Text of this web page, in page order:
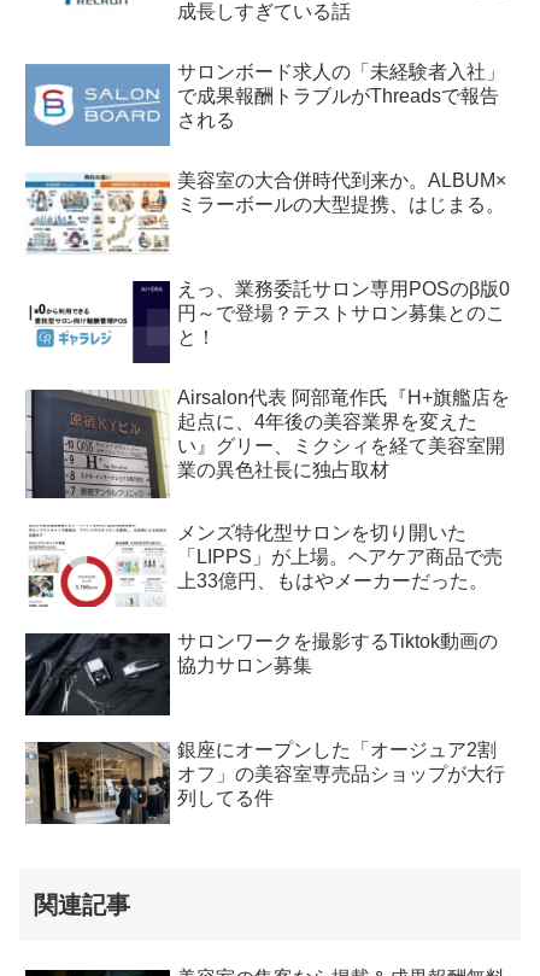
成長しすぎている話
サロンボード求人の「未経験者入社」
で成果報酬トラブルがThreadsで報告
される
美容室の大合併時代到来か。ALBUM×
ミラーボールの大型提携、はじまる。
えっ、業務委託サロン専用POSのβ版0
円～で登場？テストサロン募集とのこ
と！
Airsalon代表 阿部竜作氏『H+旗艦店を
起点に、4年後の美容業界を変えた
い』グリー、ミクシィを経て美容室開
業の異色社長に独占取材
メンズ特化型サロンを切り開いた
「LIPPS」が上場。ヘアケア商品で売
上33億円、もはやメーカーだった。
サロンワークを撮影するTiktok動画の
協力サロン募集
銀座にオープンした「オージュア2割
オフ」の美容室専売品ショップが大行
列してる件
関連記事